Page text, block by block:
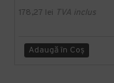
178,27 lei TVA inclus
Adaugă în Coş